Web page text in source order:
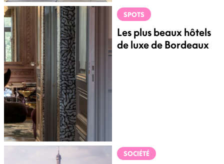
SPOTS
Les plus beaux hôtels
de luxe de Bordeaux
SOCIÉTÉ